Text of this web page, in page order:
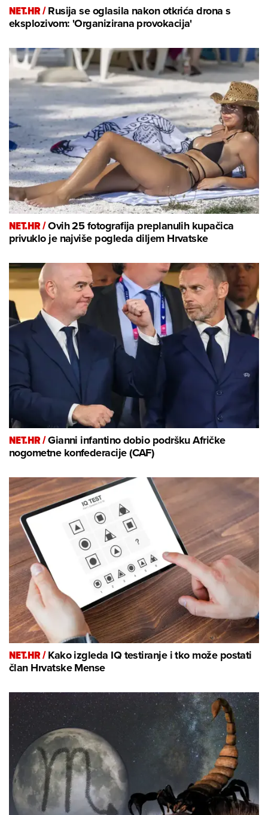
NET.HR /Rusija se oglasila nakon otkrića drona s
eksplozivom: 'Organizirana provokacija'
NET.HR /Ovih 25 fotografija preplanulih kupačica
privuklo je najviše pogleda diljem Hrvatske
NET.HR /Gianni infantino dobio podršku Afričke
nogometne konfederacije (CAF)
NET.HR /Kako izgleda IQ testiranje i tko može postati
član Hrvatske Mense